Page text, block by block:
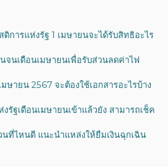
ดิการแห่งรัฐ 1 เมษายนจะได้รับสิทธิอะไร
จนเดือนเมษายนเพื่อรับส่วนลดค่าไฟ
ษายน 2567 จะต้องใช้เอกสารอะไรบ้าง
รัฐเดือนเมษายนเข้าแล้วยัง สามารถเช็ค
ที่ไหนดี แนะนำแหล่งให้ยืมเงินฉุกเฉิน